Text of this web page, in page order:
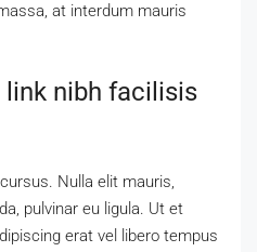
at interdum mauris
link nibh facilisis
Nulla elit mauris,
pulvinar eu ligula. Ut et
erat vel libero tempus